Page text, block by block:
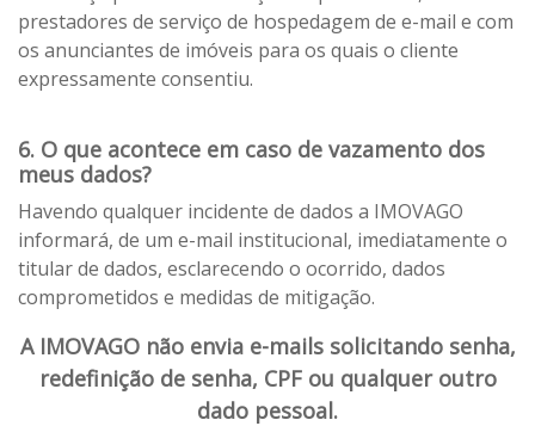
prestadores de serviço de hospedagem de e-mail e com
os anunciantes de imóveis para os quais o cliente
expressamente consentiu.
6. O que acontece em caso de vazamento dos
meus dados?
Havendo qualquer incidente de dados a IMOVAGO
informará, de um e-mail institucional, imediatamente o
titular de dados, esclarecendo o ocorrido, dados
comprometidos e medidas de mitigação.
A IMOVAGO não envia e-mails solicitando senha,
redefinição de senha, CPF ou qualquer outro
dado pessoal.